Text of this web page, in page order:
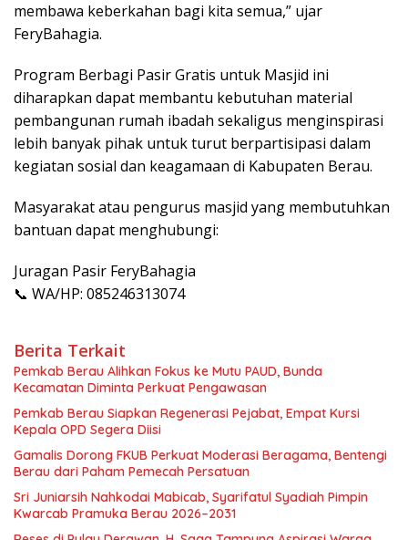
membawa keberkahan bagi kita semua,” ujar
FeryBahagia.
Program Berbagi Pasir Gratis untuk Masjid ini
diharapkan dapat membantu kebutuhan material
pembangunan rumah ibadah sekaligus menginspirasi
lebih banyak pihak untuk turut berpartisipasi dalam
kegiatan sosial dan keagamaan di Kabupaten Berau.
Masyarakat atau pengurus masjid yang membutuhkan
bantuan dapat menghubungi:
Juragan Pasir FeryBahagia
📞 WA/HP: 085246313074
Berita Terkait
Pemkab Berau Alihkan Fokus ke Mutu PAUD, Bunda
Kecamatan Diminta Perkuat Pengawasan
Pemkab Berau Siapkan Regenerasi Pejabat, Empat Kursi
Kepala OPD Segera Diisi
Gamalis Dorong FKUB Perkuat Moderasi Beragama, Bentengi
Berau dari Paham Pemecah Persatuan
Sri Juniarsih Nahkodai Mabicab, Syarifatul Syadiah Pimpin
Kwarcab Pramuka Berau 2026–2031